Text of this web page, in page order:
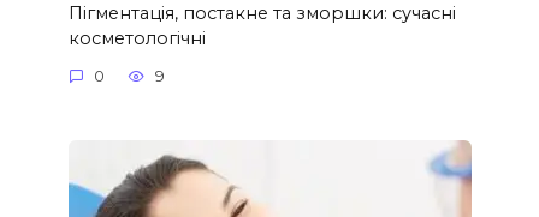
Пігментація, постакне та зморшки: сучасні
косметологічні
0 9